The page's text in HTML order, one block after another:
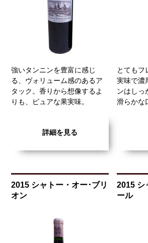
強いタンニンを豊富に感じ
る、ヴォリューム感のあるア
タック。香りから想像するよ
りも、ピュアな果実味。
詳細を見る
とてもフ
実味で濃
ンはしっ
滑らかな
2015 シャトー・オー･ブリ
オン
2015 シ
ール